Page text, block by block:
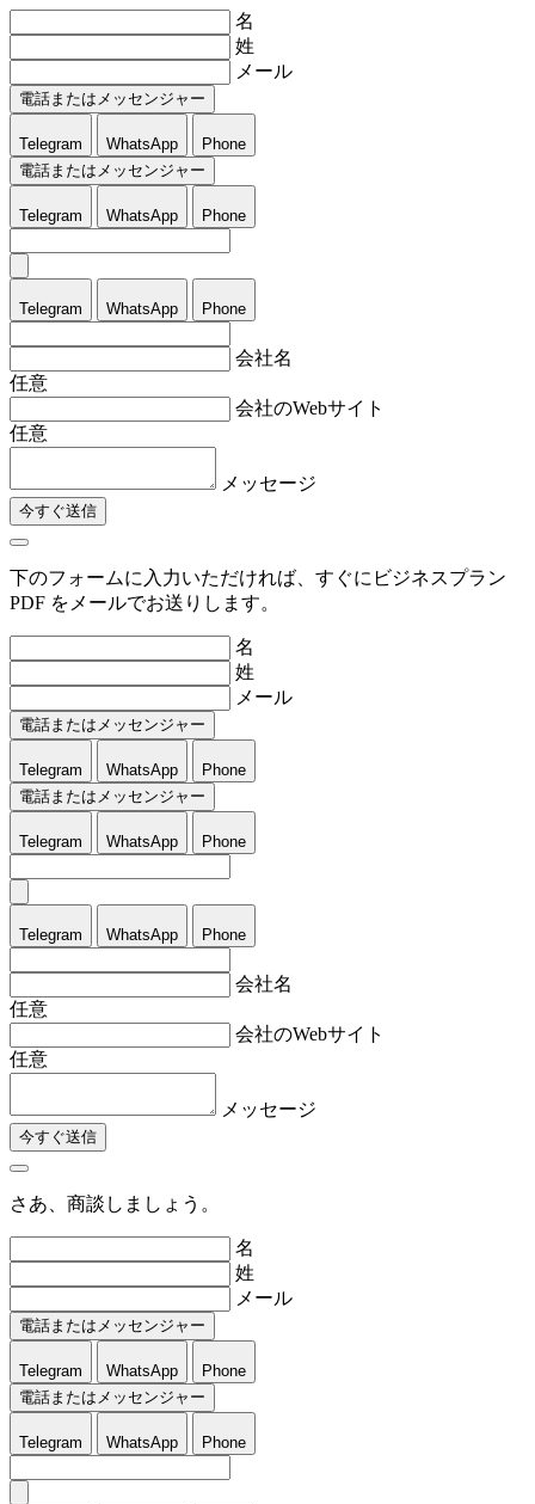
名
姓
メール
電話またはメッセンジャー
Telegram WhatsApp
Phone
電話またはメッセンジャー
Telegram WhatsApp Phone
Telegram WhatsApp Phone
会社名
任意
会社のWebサイト
任意
メッセージ
今すぐ送信
下のフォームに入力いただければ、すぐにビジネスプラン
PDF をメールでお送りします。
名
姓
メール
電話またはメッセンジャー
Telegram WhatsApp
Phone
電話またはメッセンジャー
Telegram WhatsApp Phone
Telegram WhatsApp Phone
会社名
任意
会社のWebサイト
任意
メッセージ
今すぐ送信
さあ、商談しましょう。
名
姓
メール
電話またはメッセンジャー
Telegram WhatsApp
Phone
電話またはメッセンジャー
Telegram WhatsApp Phone